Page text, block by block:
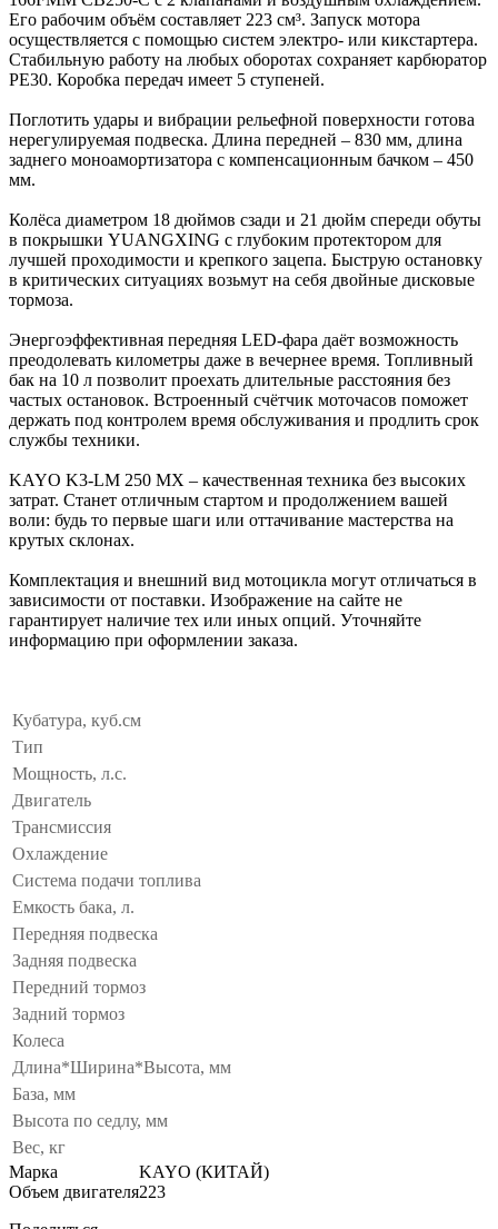
Его рабочим объём составляет 223 см³. Запуск мотора
осуществляется с помощью систем электро- или кикстартера.
Стабильную работу на любых оборотах сохраняет карбюратор
PE30. Коробка передач имеет 5 ступеней.
Поглотить удары и вибрации рельефной поверхности готова
нерегулируемая подвеска. Длина передней – 830 мм, длина
заднего моноамортизатора с компенсационным бачком – 450
мм.
Колёса диаметром 18 дюймов сзади и 21 дюйм спереди обуты
в покрышки YUANGXING с глубоким протектором для
лучшей проходимости и крепкого зацепа. Быструю остановку
в критических ситуациях возьмут на себя двойные дисковые
тормоза.
Энергоэффективная передняя LED-фара даёт возможность
преодолевать километры даже в вечернее время. Топливный
бак на 10 л позволит проехать длительные расстояния без
частых остановок. Встроенный счётчик моточасов поможет
держать под контролем время обслуживания и продлить срок
службы техники.
KAYO K3-LM 250 MX – качественная техника без высоких
затрат. Станет отличным стартом и продолжением вашей
воли: будь то первые шаги или оттачивание мастерства на
крутых склонах.
Комплектация и внешний вид мотоцикла могут отличаться в
зависимости от поставки. Изображение на сайте не
гарантирует наличие тех или иных опций. Уточняйте
информацию при оформлении заказа.
Кубатура, куб.см
Тип
Мощность, л.с.
Двигатель
Трансмиссия
Охлаждение
Система подачи топлива
Емкость бака, л.
Передняя подвеска
Задняя подвеска
Передний тормоз
Задний тормоз
Колеса
Длина*Ширина*Высота, мм
База, мм
Высота по седлу, мм
Вес, кг
Марка
KAYO (КИТАЙ)
Объем двигателя223